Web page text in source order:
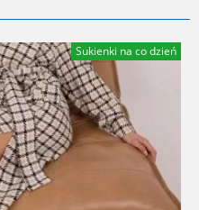
Sukienki na co dzień